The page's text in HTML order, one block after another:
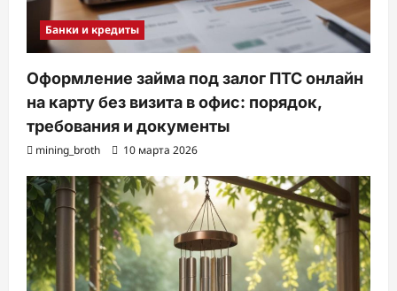
Банки и кредиты
Оформление займа под залог ПТС онлайн
на карту без визита в офис: порядок,
требования и документы
mining_broth 10 марта 2026